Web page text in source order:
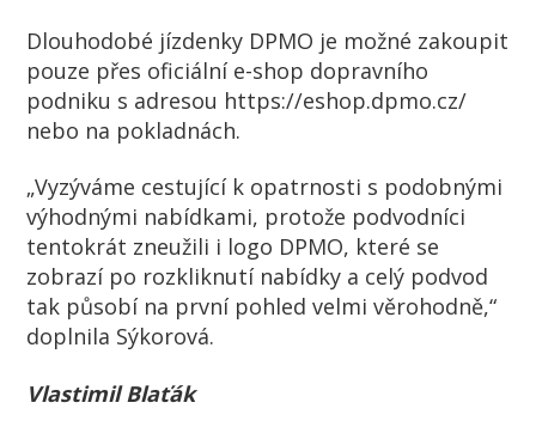
Dlouhodobé jízdenky DPMO je možné zakoupit
pouze přes oficiální e-shop dopravního
podniku s adresou https://eshop.dpmo.cz/
nebo na pokladnách.
„Vyzýváme cestující k opatrnosti s podobnými
výhodnými nabídkami, protože podvodníci
tentokrát zneužili i logo DPMO, které se
zobrazí po rozkliknutí nabídky a celý podvod
tak působí na první pohled velmi věrohodně,“
doplnila Sýkorová.
Vlastimil Blaťák